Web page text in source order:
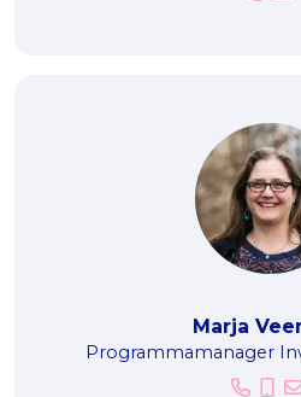
Marja
Programmamanager